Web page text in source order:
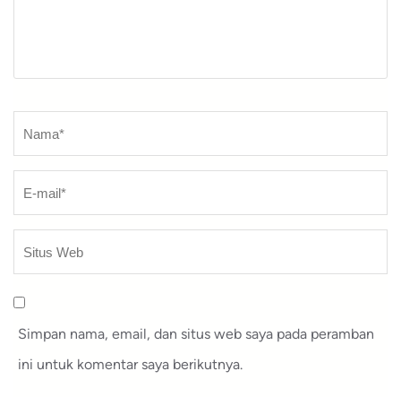
Nama
Simpan nama, email, dan situs web saya pada peramban
ini untuk komentar saya berikutnya.